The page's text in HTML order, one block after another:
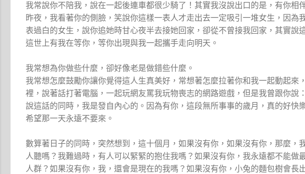
我常說你不陪我，說在一起後連車都很少騎了！其實我沒說出口的是，有你相
昨夜，我看著你的側臉，笑說你這樣一表人才走出去一定吸引一堆女生，因
表過白的女生，說你追她時甘心夜半去接她回家，卻從不曾接我回家，其實說
這世上有我在等你，等你出現與我一起攜手走向明天。
我常想為你做些什麼，卻好像老是做錯些什麼。
我常想怎麼鼓勵你讓你覺得這人生真美好，常想著怎麼拉著你和我一起動起來
裡，說著話打著電腦，一起玩網友罵我玩物喪志的網路遊戲，但是我曾跟你說
說這話的同時，我是發自內心的。因為有你，這段無所事事的歲月，真的好
希望那一天永遠不要來。
數算著日子的同時，突然想到，這十個月，如果沒有你，如果沒有你，那麼
人聽嗎？我難過時，有人可以緊緊的抱住我嗎？如果沒有你，我永遠都不能
人群？如果沒有你，我，還會是現在的我嗎？如果沒有你，小兔的麵包樹會長